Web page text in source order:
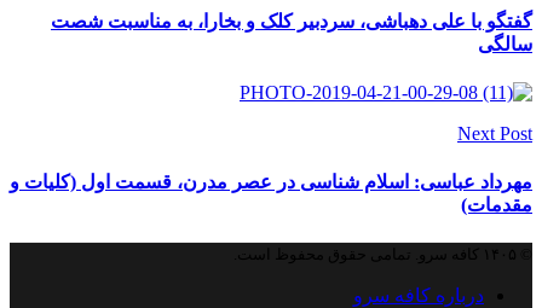
گفتگو با علی دهباشی، سردبیر کلک و بخارا، به مناسبت شصت
سالگی
Next Post
مهرداد عباسی: اسلام شناسی در عصر مدرن، قسمت اول (کلیات و
مقدمات)
درباره کافه سرو